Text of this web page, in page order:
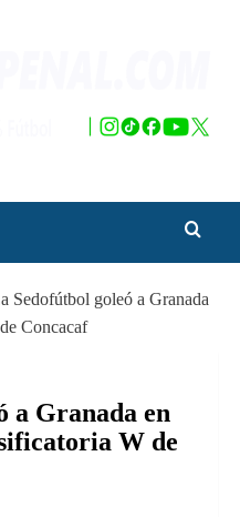
Sedofútbol goleó a Granada
Concacaf
a Granada en
W de